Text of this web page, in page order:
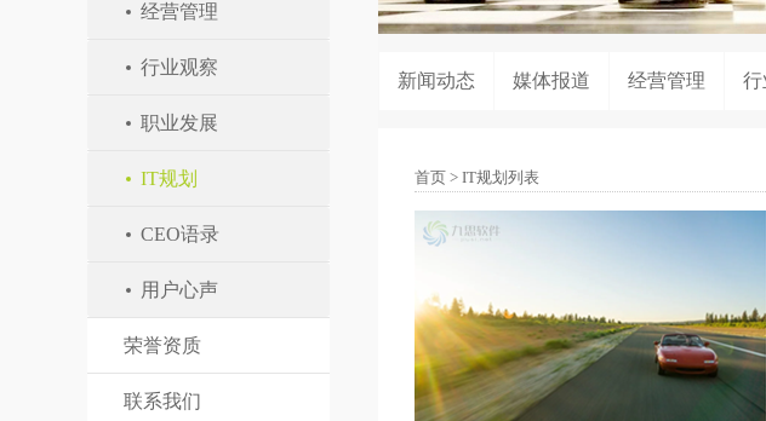
经营管理
行业观察
职业发展
IT规划
CEO语录
用户心声
荣誉资质
联系我们
新闻动态 媒体报道 经营管理 行
首页 > IT规划列表